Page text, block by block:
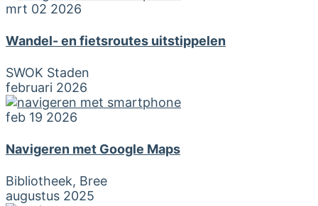
mrt 02 2026
Wandel- en fietsroutes uitstippelen
SWOK Staden
februari 2026
feb 19 2026
Navigeren met Google Maps
Bibliotheek, Bree
augustus 2025